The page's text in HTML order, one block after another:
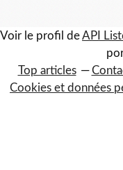
Voir le profil deAPI
Top articles
Cookies et données